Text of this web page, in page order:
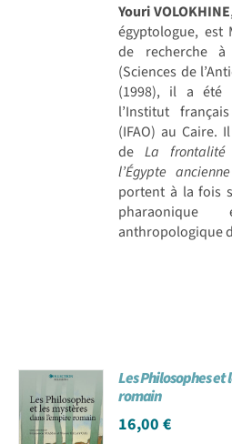
Youri VOLOKHINE
égyptologue, est
de recherche à
(Sciences de
(1998), il a été
l’Institut
(IFAO) au Caire.
deLa frontalité
l’Égypte ancienne
portent à la fois
anthropologique
Les Philosophes et
romain
16,00€